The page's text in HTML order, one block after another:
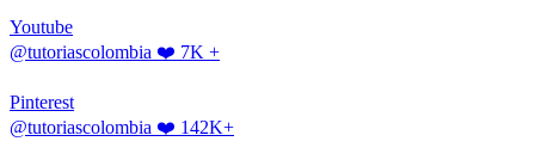
Youtube
@tutoriascolombia ❤️ 7K +
Pinterest
@tutoriascolombia ❤️ 142K+